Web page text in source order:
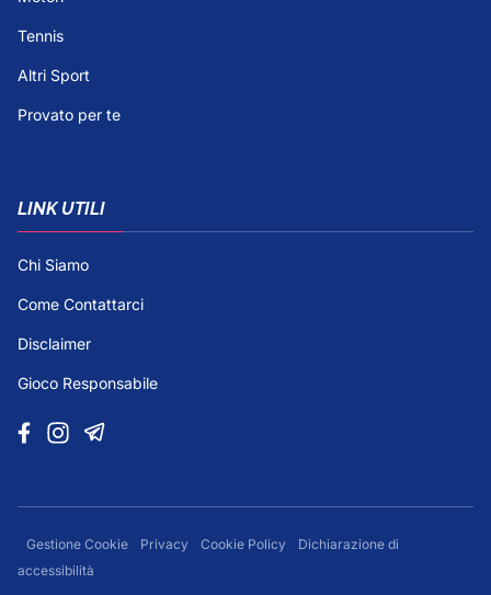
Tennis
Altri Sport
Provato per te
LINK UTILI
Chi Siamo
Come Contattarci
Disclaimer
Gioco Responsabile
Gestione Cookie Privacy Cookie Policy
Dichiarazione di
accessibilità